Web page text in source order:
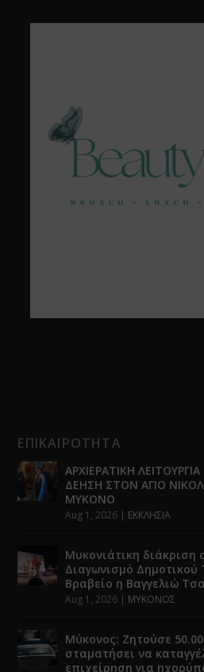
ΕΠΙΚΑΙΡΟΤΗΤΑ
ΑΡΧΙΕΡΑΤΙΚΗ
ΔΕΗΣΗ ΣΤΟΝ ΑΓΙΟ
ΜΥΚΟΝΟ
Aug 1, 2026 | ΕΚΚΛΗΣΙΑ
Μυκονιάτικη διάκριση
Διαγωνισμό Δημοτικού
Βραβείο η Βαγγελιώ
Aug 1, 2026 | ΜΥΚΟΝΟΣ
Μύκονος: Ζητούσε
σταματήσει να
επιχείρηση για